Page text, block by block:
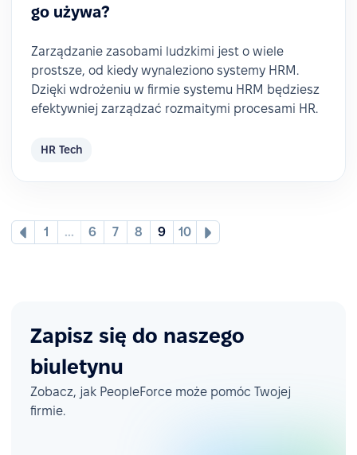
go używa?
Zarządzanie zasobami ludzkimi jest o wiele
prostsze, od kiedy wynaleziono systemy HRM.
Dzięki wdrożeniu w firmie systemu HRM będziesz
efektywniej zarządzać rozmaitymi procesami HR.
HR Tech
1 ... 6 7 8 9 10
Zapisz się do naszego
biuletynu
Zobacz, jak PeopleForce może pomóc Twojej
firmie.